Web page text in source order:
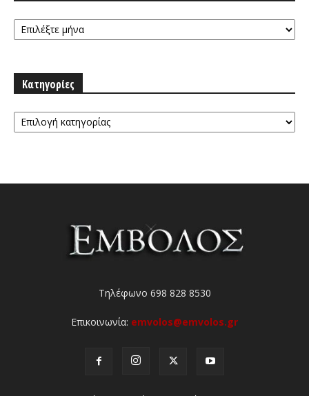
Αρχειοθήκη
Κατηγορίες
Κατηγορίες
Τηλέφωνο 698 828 8530
Επικοινωνία: emvolos@emvolos.gr